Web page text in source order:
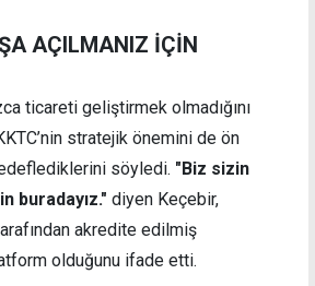
AÇILMANIZ İÇİN
ticareti geliştirmek olmadığını
stratejik önemini de ön
söyledi. "Biz sizin
buradayız." diyen Keçebir,
akredite edilmiş
olduğunu ifade etti.